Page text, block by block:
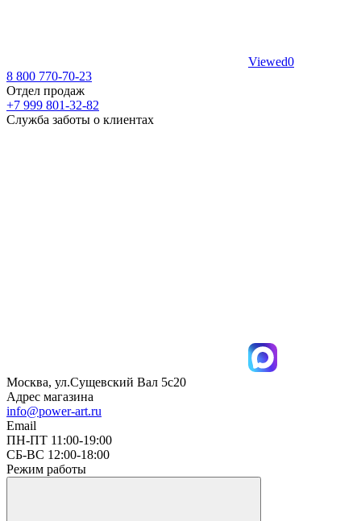
Viewed0
8 800 770-70-23
Отдел продаж
+7 999 801-32-82
Служба заботы о клиентах
Москва, ул.Сущевский Вал 5с20
Адрес магазина
info@power-art.ru
Email
ПН-ПТ 11:00-19:00
СБ-ВС 12:00-18:00
Режим работы